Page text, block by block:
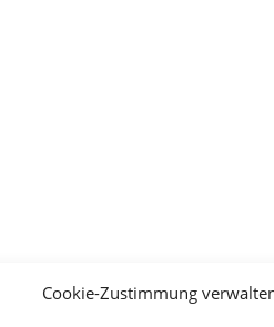
Cookie-Zustimmung